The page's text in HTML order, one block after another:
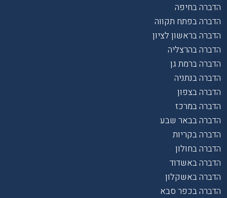
הדברה בחיפה
הדברה בפתח תקווה
הדברה בראשון לציון
הדברה בהרצליה
הדברה ברמת גן
הדברה בנתניה
הדברה בצפון
הדברה במרכז
הדברה בבאר שבע
הדברה בקריות
הדברה בחולון
הדברה באשדוד
הדברה באשקלון
הדברה בכפר סבא